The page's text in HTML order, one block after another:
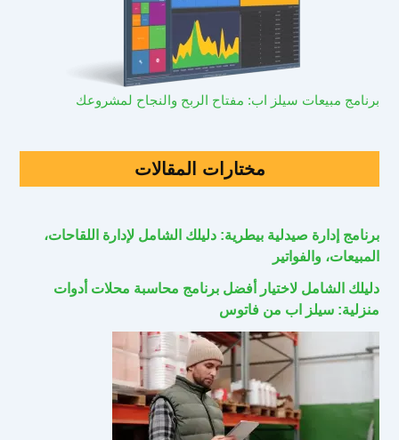
برنامج مبيعات سيلز اب: مفتاح الربح والنجاح لمشروعك
مختارات المقالات
برنامج إدارة صيدلية بيطرية: دليلك الشامل لإدارة اللقاحات،
المبيعات، والفواتير
دليلك الشامل لاختيار أفضل برنامج محاسبة محلات أدوات
منزلية: سيلز اب من فاتوس